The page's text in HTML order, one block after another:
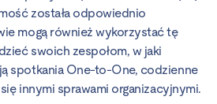
została odpowiednio
mogą również wykorzystać tę
swoich zespołom, w jaki
spotkania One-to-One, codzienne
innymi sprawami organizacyjnymi.